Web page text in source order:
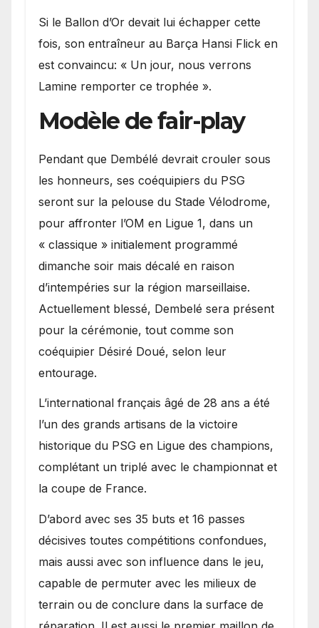
Si le Ballon d’Or devait lui échapper cette
fois, son entraîneur au Barça Hansi Flick en
est convaincu: « Un jour, nous verrons
Lamine remporter ce trophée ».
Modèle de fair-play
Pendant que Dembélé devrait crouler sous
les honneurs, ses coéquipiers du PSG
seront sur la pelouse du Stade Vélodrome,
pour affronter l’OM en Ligue 1, dans un
« classique » initialement programmé
dimanche soir mais décalé en raison
d’intempéries sur la région marseillaise.
Actuellement blessé, Dembelé sera présent
pour la cérémonie, tout comme son
coéquipier Désiré Doué, selon leur
entourage.
L’international français âgé de 28 ans a été
l’un des grands artisans de la victoire
historique du PSG en Ligue des champions,
complétant un triplé avec le championnat et
la coupe de France.
D’abord avec ses 35 buts et 16 passes
décisives toutes compétitions confondues,
mais aussi avec son influence dans le jeu,
capable de permuter avec les milieux de
terrain ou de conclure dans la surface de